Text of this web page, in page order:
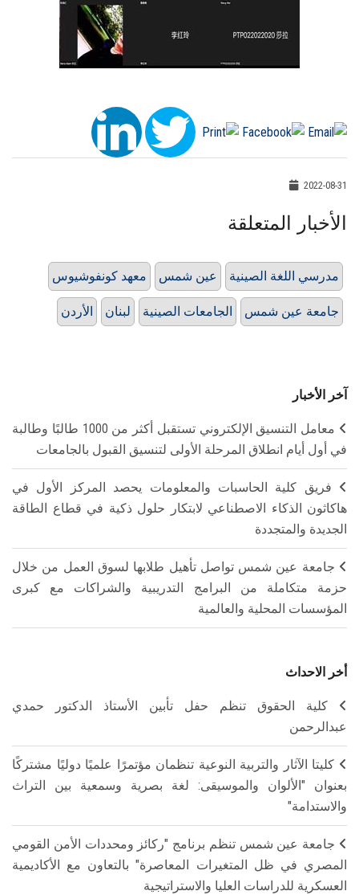
2022-08-31
الأخبار المتعلقة
معهد كونفوشيوس عين شمس مدرسي اللغة الصينية
الأردن لبنان الجامعات الصينية جامعة عين شمس
آخر الأخبار
معامل التنسيق الإلكتروني تستقبل أكثر من 1000 طالبًا وطالبة
في أول أيام انطلاق المرحلة الأولى لتنسيق القبول بالجامعات
فريق كلية الحاسبات والمعلومات يحصد المركز الأول في
هاكاثون الذكاء الاصطناعي لابتكار حلول ذكية في قطاع الطاقة
الجديدة والمتجددة
جامعة عين شمس تواصل تأهيل طلابها لسوق العمل من خلال
حزمة متكاملة من البرامج التدريبية والشراكات مع كبرى
المؤسسات المحلية والعالمية
أخر الاحداث
كلية الحقوق تنظم حفل تأبين الأستاذ الدكتور حمدي
عبدالرحمن
كليتا الآثار والتربية النوعية تنظمان مؤتمرًا علميًا دوليًا مشتركًا
بعنوان "الألوان والموسيقى: لغة بصرية وسمعية بين التراث
والاستدامة"
جامعة عين شمس تنظم برنامج "ركائز ومحددات الأمن القومي
المصري في ظل المتغيرات المعاصرة" بالتعاون مع الأكاديمية
العسكرية للدراسات العليا والاستراتيجية